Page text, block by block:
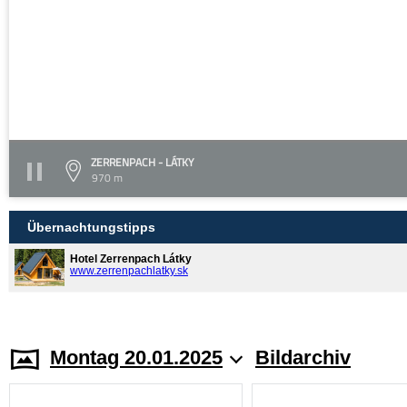
ZERRENPACH - LÁTKY
970 m
Übernachtungstipps
Hotel Zerrenpach Látky
www.zerrenpachlatky.sk
Montag 20.01.2025 Bildarchiv